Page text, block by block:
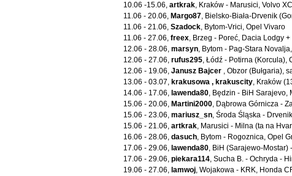
10.06 -15.06,artkrak, Kraków - Marusici, Volvo
11.06 - 20.06, Margo87, Bielsko-Biała-Drvenik
11.06 - 21.06,Szadock, Bytom-Vrici, Opel Vivaro
11.06 - 27.06,freex, Brzeg - Poreć, Dacia Lodgy
12.06 - 28.06,marsyn, Bytom - Pag-Stara
12.06 - 27.06,rufus295, Łódź - Potirna (Korcula),
12.06 - 19.06,Janusz Bajcer , Obzor (Bułgaria),
13.06 - 03.07, krakusowa , krakuscity, Kraków
14.06 - 17.06, lawenda80, Będzin - BiH Sarajevo,
15.06 - 20.06, Martini2000, Dąbrowa Górnicza -
15.06 - 23.06,mariusz_sn, Środa Śląska -
15.06 - 21.06,artkrak, Marusici - Milna (ta na
16.06 - 28.06,dasuch, Bytom - Rogoznica, Opel
17.06 - 29.06, lawenda80, BiH (Sarajewo-Mostar)
17.06 - 29.06,piekara114, Sucha B. - Ochryda -
19.06 - 27.06, lamwoj, Wojakowa - KRK, Honda